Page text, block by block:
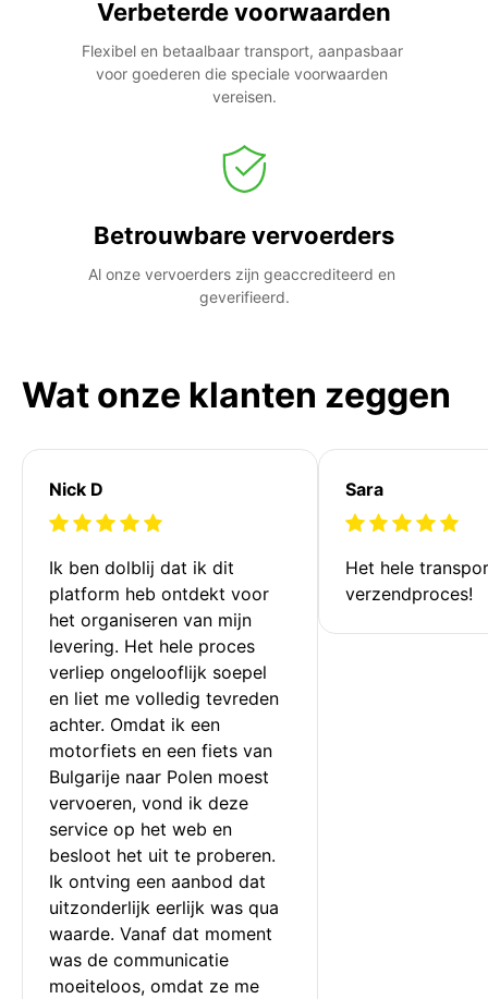
Verbeterde voorwaarden
Flexibel en betaalbaar transport, aanpasbaar
voor goederen die speciale voorwaarden
vereisen.
Betrouwbare vervoerders
Al onze vervoerders zijn geaccrediteerd en
geverifieerd.
Wat onze klanten zeggen
Nick D
Ik ben dolblij dat ik dit
platform heb ontdekt voor
het organiseren van mijn
levering. Het hele proces
verliep ongelooflijk soepel
en liet me volledig tevreden
achter. Omdat ik een
motorfiets en een fiets van
Bulgarije naar Polen moest
vervoeren, vond ik deze
service op het web en
besloot het uit te proberen.
Ik ontving een aanbod dat
uitzonderlijk eerlijk was qua
waarde. Vanaf dat moment
was de communicatie
moeiteloos, omdat ze me
Sara
Het hele
verzendproces!